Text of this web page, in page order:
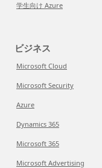
学生向け Azure
ビジネス
Microsoft Cloud
Microsoft Security
Azure
Dynamics 365
Microsoft 365
Microsoft Advertising